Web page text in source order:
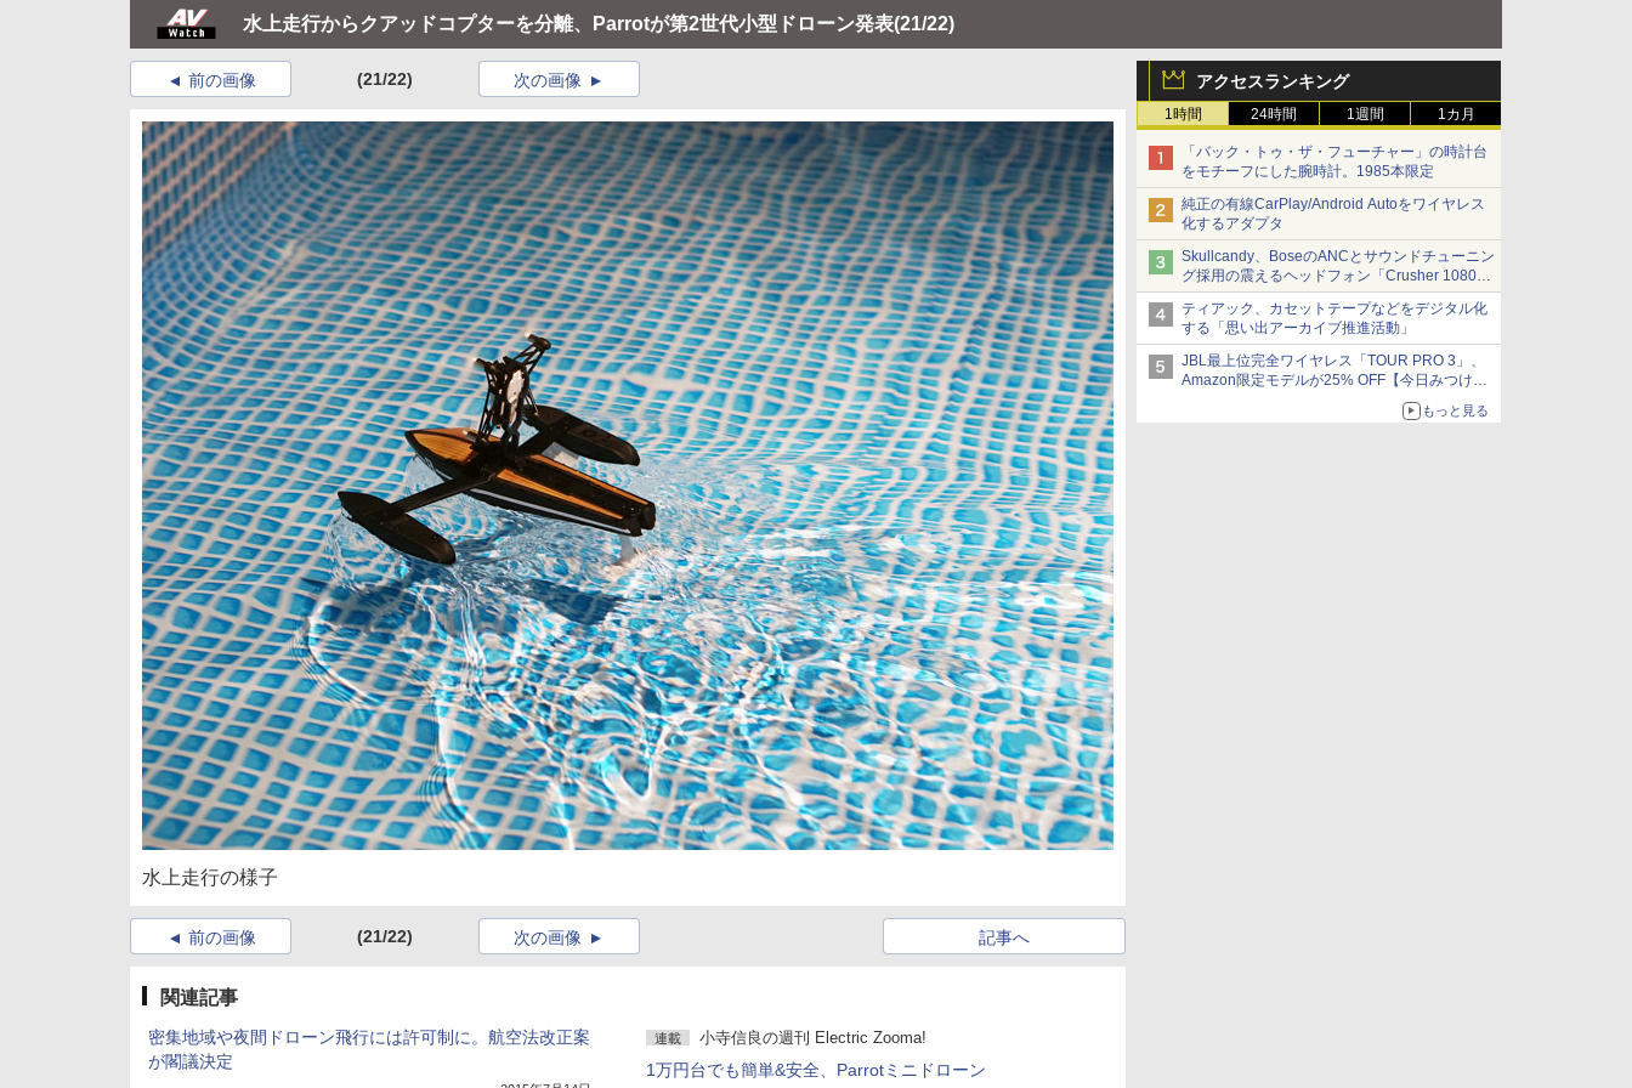
水上走行からクアッドコプターを分離、Parrotが第2世代小型ドローン発表(21/22)
アクセスランキング
1時間 24時間 1週間 1カ月
「バック・トゥ・ザ・フューチャー」の時計台
をモチーフにした腕時計。1985本限定
純正の有線CarPlay/Android Autoをワイヤレス
化するアダプタ
Skullcandy、BoseのANCとサウンドチューニン
グ採用の震えるヘッドフォン「Crusher 1080
ANC」
ティアック、カセットテープなどをデジタル化
する「思い出アーカイブ推進活動」
JBL最上位完全ワイヤレス「TOUR PRO 3」、
Amazon限定モデルが25% OFF【今日みつけた
もっと見る
前の画像 (21/22) 次の画像
水上走行の様子
前の画像 (21/22) 記事へ
次の画像
関連記事
密集地域や夜間ドローン飛行には許可制に。航空法改正案
が閣議決定
連載 小寺信良の週刊 Electric Zooma!
1万円台でも簡単&安全、Parrotミニドローン